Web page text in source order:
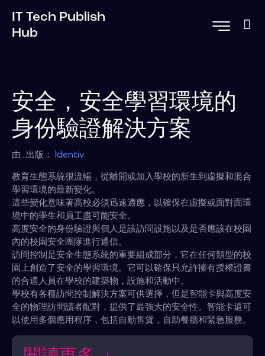
IT Tech Publish
Hub
安全，安全學習環境的
身份驗證解決方案
由...出版： Identiv
教育生態系統很流暢，從離開或加入學校的新生到虛擬和混合
學習環境的最新變化。
這些變化意味著高校必須迅速適應，以確保在虛擬或面對面環
境中的學生和員工盡可能安全。
高度安全的身份驗證與個人是該訪問設施以及是否應該在校園
內的校園安全團隊進行通信。
訪問控制是安全生態系統的重要組成部分，它在任何類型的校
園上創造了安全的學習環境。它可以確保只允許擁有授權證書
的合適人員在學校的建築物，設施和活動中。
學校有各種訪問控制解決方案可供選擇，但是智能卡與高度安
全的物理訪問讀者配對，提供了最強大的安全性。智能卡還可
以使用多個應用程序，包括自動售貨，自助餐廳和緊急服務。